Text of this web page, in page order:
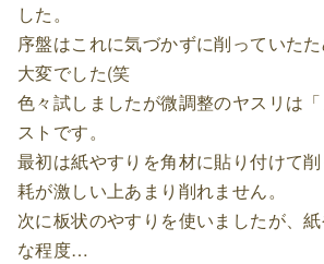
した。
序盤はこれに気づかずに削っていた
大変でした(笑
色々試しましたが微調整のヤスリは
ストです。
最初は紙やすりを角材に貼り付けて
耗が激しい上あまり削れません。
次に板状のやすりを使いましたが、
な程度…